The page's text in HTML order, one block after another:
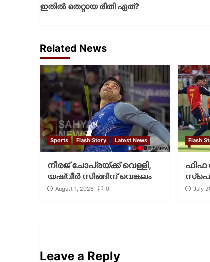
ഇതിൽ തെറ്റായ രീതി ഏത്?
Related News
Sports Flash Story Latest News
നീരജ് ചോപ്രയ്ക്ക് വെള്ളി,
യഷ്‌വീര്‍ സിങ്ങിന് വെങ്കലം
August 1, 2026 0
Flash
ഫിഫ
July
Leave a Reply